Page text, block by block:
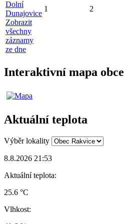
Dolní
Dunajovice
Zobrazit
všechny
záznamy
ze dne
1 2
Interaktivní mapa obce
Aktuální teplota
Výběr lokality
8.8.2026 21:53
Aktuální teplota:
25.6 °C
Vlhkost: